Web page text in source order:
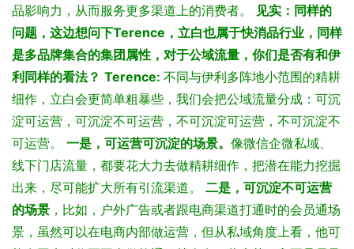
品影响力，从而服务更多渠道上的消费者。
见实：同样的
问题，这边想问下Terence，立白也属于快消品行业，同样
是多品牌集合的集团属性，对于公域流量，你们是否有和伊
利同样的看法？ Terence: 不同与伊利多阵地小范围的精耕
细作，立白会更简单粗暴些，我们会把公域流量分成：可沉
淀可运营，可沉淀不可运营，不可沉淀可运营，不可沉淀不
可运营。
一是，可运营可沉淀的场景。 像微信企微私域、
线下门店流量，都要花大力去做精耕细作，把潜在能力挖掘
出来，尽可能扩大所有引流渠道。
二是，可沉淀不可运营
的场景 ，比如，户外广告或者跟电商渠道打通时的会员通场
景，虽然可以在电商内部做运营，但从私域角度上看，他可